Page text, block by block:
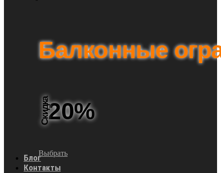
Балконные
Скидка20%
Выбрать
Блог
Контакты